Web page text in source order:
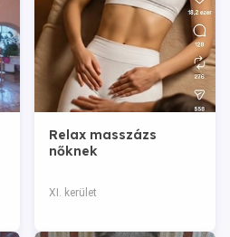
Relax masszázs
nőknek
XI. kerület